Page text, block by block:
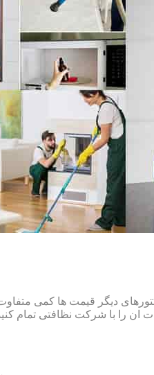
دیگر قیمت ها کمی
را با شرکت نظافتی تمام